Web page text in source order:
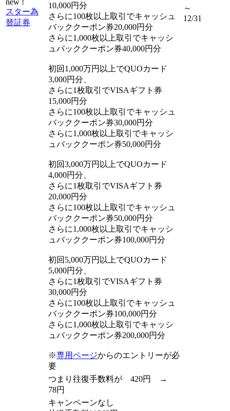
new !
スター為
替証券
10,000円分
さらに100枚以上取引でキャッシュ
バッククーポン券20,000円分
さらに1,000枚以上取引でキャッシ
ュバッククーポン券40,000円分
初回1,000万円以上でQUOカード
3,000円分、
さらに1枚取引でVISAギフト券
15,000円分
さらに100枚以上取引でキャッシュ
バッククーポン券30,000円分
さらに1,000枚以上取引でキャッシ
ュバッククーポン券50,000円分
初回3,000万円以上でQUOカード
4,000円分、
さらに1枚取引でVISAギフト券
20,000円分
さらに100枚以上取引でキャッシュ
バッククーポン券50,000円分
さらに1,000枚以上取引でキャッシ
ュバッククーポン券100,000円分
初回5,000万円以上でQUOカード
5,000円分、
さらに1枚取引でVISAギフト券
30,000円分
さらに100枚以上取引でキャッシュ
バッククーポン券100,000円分
さらに1,000枚以上取引でキャッシ
ュバッククーポン券200,000円分
※専用ページからのエントリーが必
要
～
12/31
つまり往復手数料が 420円 →
78円
キャンペーンなし